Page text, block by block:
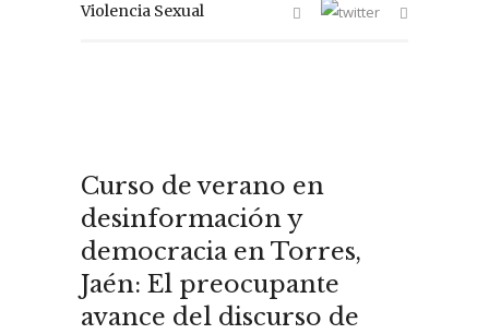
Violencia Sexual
Curso de verano en
desinformación y
democracia en Torres,
Jaén: El preocupante
avance del discurso de